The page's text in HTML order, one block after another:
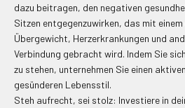
dazu beitragen, den negativen
Sitzen entgegenzuwirken, das mit
Übergewicht, Herzerkrankungen und
Verbindung gebracht wird. Indem Sie
zu stehen, unternehmen Sie einen
gesünderen Lebensstil.
Steh aufrecht, sei stolz: Investiere in